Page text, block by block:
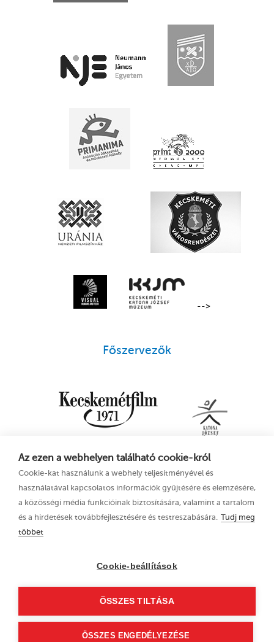
Az ezen a webhelyen található cookie-król
Cookie-kat használunk a webhely teljesítményével és
használatával kapcsolatos információk gyűjtésére és elemzésére,
a közösségi média funkcióinak biztosítására, valamint a tartalom
és a hirdetések továbbfejlesztésére és testreszabására. Tudj meg
többet
Cookie-beállítások
ÖSSZES TILTÁSA
ÖSSZES ENGEDÉLYEZÉSE
-->
Főszervezők
2023. június 21–25.
Ferenc u. 21.
+36 76 481 788